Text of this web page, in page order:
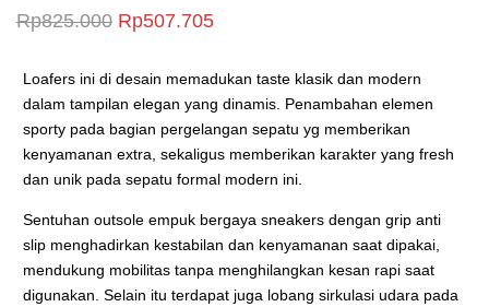
Rp825.000 Harga aslinya adalah: Rp825.000.
Rp507.705Harga saat ini adalah:
Loafers ini di desain memadukan taste klasik dan modern
dalam tampilan elegan yang dinamis. Penambahan elemen
sporty pada bagian pergelangan sepatu yg memberikan
kenyamanan extra, sekaligus memberikan karakter yang fresh
dan unik pada sepatu formal modern ini.
Sentuhan outsole empuk bergaya sneakers dengan grip anti
slip menghadirkan kestabilan dan kenyamanan saat dipakai,
mendukung mobilitas tanpa menghilangkan kesan rapi saat
digunakan. Selain itu terdapat juga lobang sirkulasi udara pada